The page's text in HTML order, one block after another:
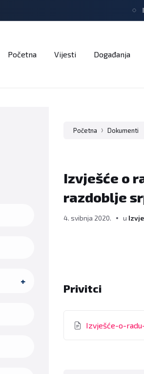
Početna Vijesti Događanja
Početna Dokumenti
Izvješće o
razdoblje
4. svibnja 2020. u
Privitci
Izvješće-o-